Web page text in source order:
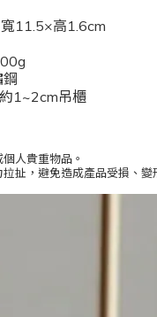
11.5×高1.6cm
鋼
1~2cm吊櫃
人貴重物品。
扯，避免造成產品受損、變